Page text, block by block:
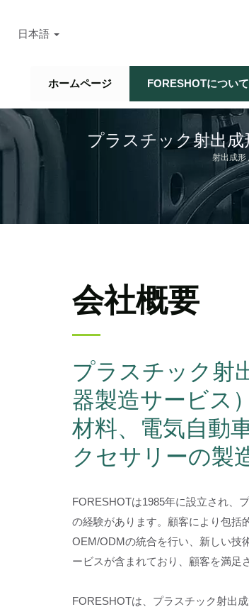
ホームページ FORESHOTについて
日本語
プラスチック射出成
リーシェルアクセ
射出成形
会社概要
プラスチック射
器製造サービス
材料、電気自動
クセサリーの製
FORESHOTは1985年に設立され、
の経験があります。顧客により包括
OEM/ODMの統合を行い、新しい技
ービスが含まれており、顧客を満足
FORESHOTは、プラスチック射出